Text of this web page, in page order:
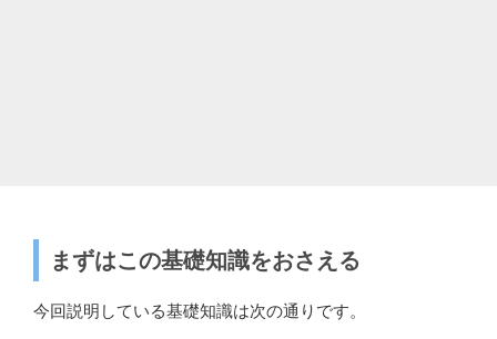
まずはこの基礎知識をおさえる
今回説明している基礎知識は次の通りです。